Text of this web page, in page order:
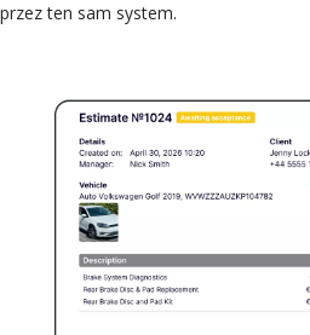
przez ten sam system.